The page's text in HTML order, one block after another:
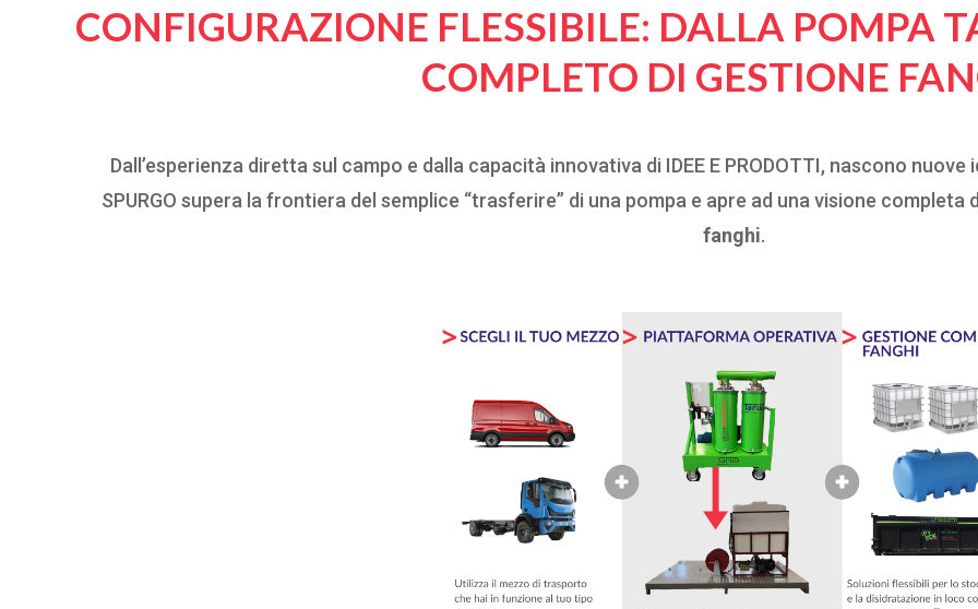
CONFIGURAZIONE FLESSIBILE: DALLA POMPA
COMPLETO DI GESTIONE
Dall’esperienza diretta sul campo e dalla capacità innovativa di IDEE E PRODOTTI, nascono
SPURGO supera la frontiera del semplice “trasferire” di una pompa e apre ad una visione completa
fanghi.